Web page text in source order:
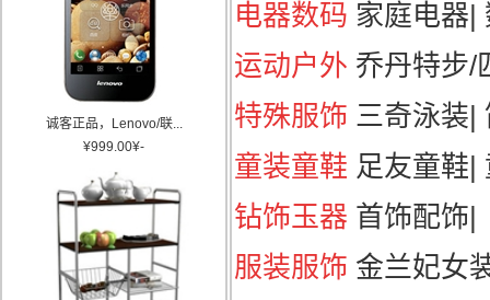
诚客正品，Lenovo/联...
¥999.00¥-
电器数码 家庭电器|
运动户外 乔丹特步/
特殊服饰 三奇泳装|
童装童鞋 足友童鞋|
钻饰玉器 首饰配饰|
服装服饰 金兰妃女